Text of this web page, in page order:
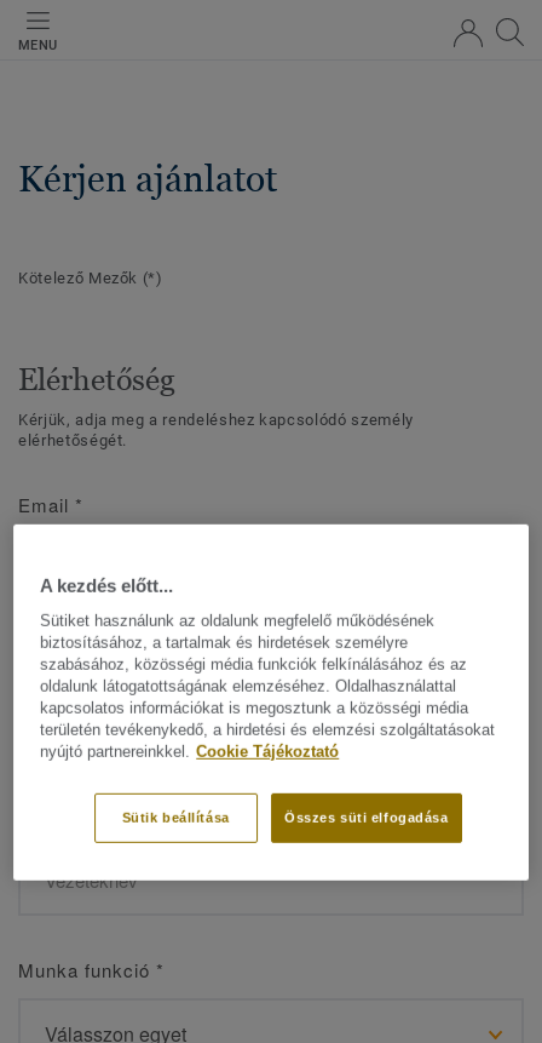
MENU
Kérjen ajánlatot
Kötelező Mezők (*)
Elérhetőség
Kérjük, adja meg a rendeléshez kapcsolódó személy
elérhetőségét.
Email *
Név*
Vezetéknév*
Munka funkció *
A kezdés előtt...
Sütiket használunk az oldalunk megfelelő működésének
biztosításához, a tartalmak és hirdetések személyre
szabásához, közösségi média funkciók felkínálásához és az
oldalunk látogatottságának elemzéséhez. Oldalhasználattal
kapcsolatos információkat is megosztunk a közösségi média
területén tevékenykedő, a hirdetési és elemzési szolgáltatásokat
nyújtó partnereinkkel. Cookie Tájékoztató
Összes süti elfogadása
Sütik beállítása